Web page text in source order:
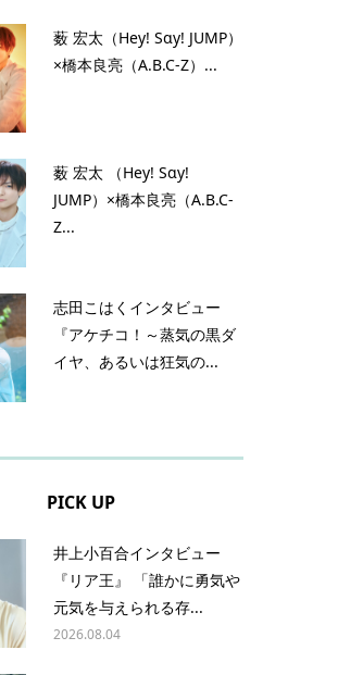
薮 宏太（Hey! Sɑy! JUMP）
×橋本良亮（A.B.C-Z）...
薮 宏太 （Hey! Sɑy!
JUMP）×橋本良亮（A.B.C-
Z...
志田こはくインタビュー
『アケチコ！～蒸気の黒ダ
イヤ、あるいは狂気の...
PICK UP
井上小百合インタビュー
『リア王』 「誰かに勇気や
元気を与えられる存...
2026.08.04